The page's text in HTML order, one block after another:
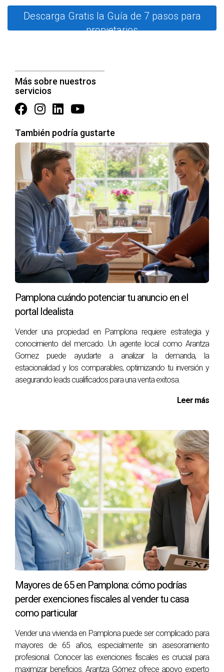
demandados por familias.Y si quieres Aquí tienes un
vídeo de YouTube.
Paseo de Sarasate:La centralidad hace que los
bajos, pueden carecer de servicios esenciales,
afectando la percepción del comprador.
CASOS PRÁCTICOS
Caso 1: La familia joven
Una pareja joven vendió su piso en San Juan buscando uno
más grande. A pesar de tener varias ofertas atractivas,
priorizaron la ubicación cerca de colegios y parques. Esto
les permitió obtener un precio superior al esperado.
Caso 2: El inversor inmobiliario
Un inversor adquirió propiedades en Ermitagaña por 2,300
€/m². Optó por este barrio debido a su creciente demanda
por alquileres. Su conocimiento sobre la ubicación le
permitió rentabilizar su inversión rápidamente.
Caso 3: El hogar rural
Una familia vendió su casa en un pueblo cercano a
Pamplona a un precio considerablemente menor debido a
la falta de servicios básicos. A pesar de contar con un gran
terreno y vistas espectaculares, los compradores
potenciales consideraron las limitaciones del área.
A veces lo mejor es preguntar a un experto. Si
más sobre el mercado local, no dudes en
contactarme.
Si quieres optimizar el precio de tu vivienda antes
de venderla, hablemos sobre las características
que pueden mejorar su valor.
No te quedes con las dudas. Escribe un mensaje
para analizar juntos el potencial de tu casa.
PREGUNTAS FRECUENTES
¿Qué barrios son más caros en Pamplona?
Los barrios como el Casco Antiguo y Ensanche suelen
tener los precios más altos debido a su centralidad y
servicios disponibles.Ver reel de Instagram.
¿Cómo afecta el transporte al precio?
Descarga Gratis la Guía de 7 pasos para
propietarios
Más sobre nuestros
servicios
También podría gustarte
Pamplona cuándo potenciar tu anuncio en el
portal Idealista
Vender una propiedad en Pamplona requiere estrategia y
conocimiento del mercado. Un agente local como Arantza
Gomez puede ayudarte a analizar la demanda, la
estacionalidad y los comparables, optimizando tu inversión y
asegurando leads cualificados para una venta exitosa.
Leer más
Mayores de 65 en Pamplona: cómo podrías
perder exenciones fiscales al vender tu casa
como particular
Vender una vivienda en Pamplona puede ser complicado para
mayores de 65 años, especialmente sin asesoramiento
profesional. Conocer las exenciones fiscales es crucial para
maximizar beneficios. Arantza Gómez ofrece apoyo experto